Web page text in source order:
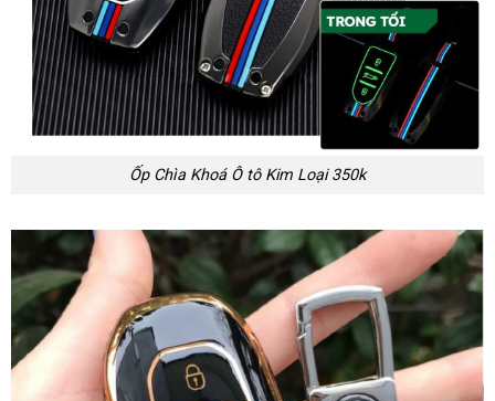
Ốp Chìa Khoá Ô tô Kim Loại 350k